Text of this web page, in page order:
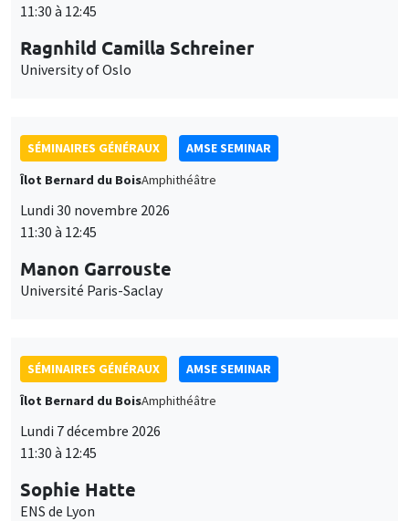
11:30 à 12:45
Ragnhild Camilla Schreiner
University of Oslo
SÉMINAIRES GÉNÉRAUX
AMSE SEMINAR
Îlot Bernard du BoisAmphithéâtre
Lundi 30 novembre 2026
11:30 à 12:45
Manon Garrouste
Université Paris-Saclay
SÉMINAIRES GÉNÉRAUX
AMSE SEMINAR
Îlot Bernard du BoisAmphithéâtre
Lundi 7 décembre 2026
11:30 à 12:45
Sophie Hatte
ENS de Lyon